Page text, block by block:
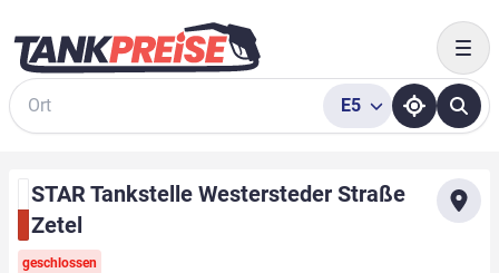
Suche
E5
STAR Tankstelle Westersteder Straße
Zetel
geschlossen